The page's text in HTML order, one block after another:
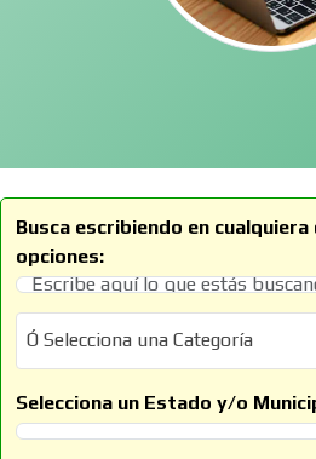
Busca escribiendo en
opciones:
Ó Selecciona una Categoría
Ó Selecciona una Categoría
Selecciona un Estado y/o
Selecciona un Estado